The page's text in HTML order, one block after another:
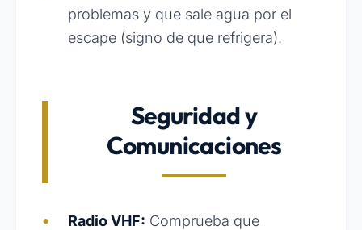
problemas y que sale agua por el
escape (signo de que refrigera).
Seguridad y
Comunicaciones
Radio VHF: Comprueba que